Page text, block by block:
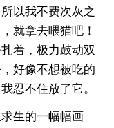
以我不费次灰之
就拿去喂猫吧！
着，极力鼓动双
好像不想被吃的
忍不住放了它。
生的一幅幅画